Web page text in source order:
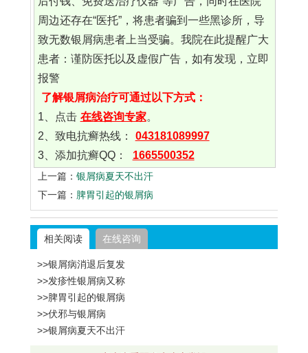
周边还存在“医托”，将患者骗到一些黑诊所，导
致无数银屑病患者上当受骗。我院在此提醒广大
患者：谨防医托以及虚假广告，如有发现，立即
报警
了解银屑病治疗可通过以下方式：
1、点击 在线咨询专家。
2、致电抗癣热线：
043181089997
3、添加抗癣QQ：
1665500352
上一篇： 银屑病夏天不出汗
下一篇： 脾胃引起的银屑病
相关阅读 在线咨询
>>银屑病消退后复发
>>发疹性银屑病又称
>>脾胃引起的银屑病
>>伏邪与银屑病
>>银屑病夏天不出汗